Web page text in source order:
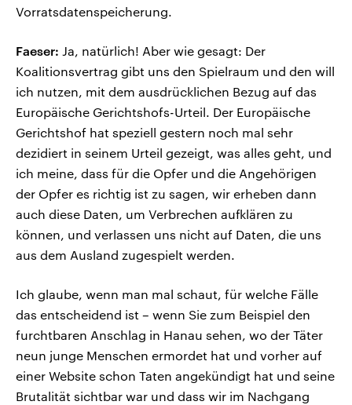
Vorratsdatenspeicherung.
Faeser: Ja, natürlich! Aber wie gesagt: Der
Koalitionsvertrag gibt uns den Spielraum und den will
ich nutzen, mit dem ausdrücklichen Bezug auf das
Europäische Gerichtshofs-Urteil. Der Europäische
Gerichtshof hat speziell gestern noch mal sehr
dezidiert in seinem Urteil gezeigt, was alles geht, und
ich meine, dass für die Opfer und die Angehörigen
der Opfer es richtig ist zu sagen, wir erheben dann
auch diese Daten, um Verbrechen aufklären zu
können, und verlassen uns nicht auf Daten, die uns
aus dem Ausland zugespielt werden.
Ich glaube, wenn man mal schaut, für welche Fälle
das entscheidend ist – wenn Sie zum Beispiel den
furchtbaren Anschlag in Hanau sehen, wo der Täter
neun junge Menschen ermordet hat und vorher auf
einer Website schon Taten angekündigt hat und seine
Brutalität sichtbar war und dass wir im Nachgang